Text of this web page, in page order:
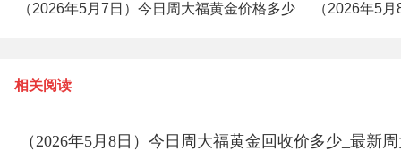
（2026年5月7日）今日周大福黄金价格多少 （2026年5
相关阅读
（2026年5月8日）今日周大福黄金回收价多少_最新